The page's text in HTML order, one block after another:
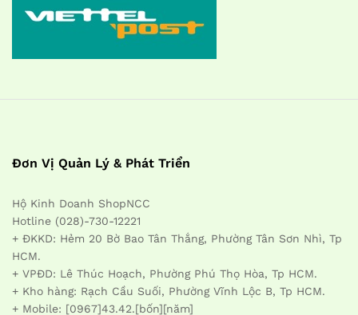
Đơn Vị Quản Lý & Phát Triển
Hộ Kinh Doanh ShopNCC
Hotline (028)-730-12221
+ ĐKKD: Hẻm 20 Bờ Bao Tân Thắng, Phường Tân Sơn Nhì, Tp
HCM.
+ VPĐD: Lê Thúc Hoạch, Phường Phú Thọ Hòa, Tp HCM.
+ Kho hàng: Rạch Cầu Suối, Phường Vĩnh Lộc B, Tp HCM.
+ Mobile: [0967]43.42.[bốn][năm]